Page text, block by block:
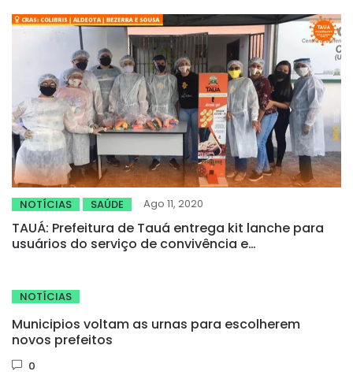
NOTÍCIAS SAÚDE Ago 11, 2020
TAUÁ: Prefeitura de Tauá entrega kit lanche para
usuários do serviço de convivência e
NOTÍCIAS
Municipios voltam as urnas para escolherem
novos prefeitos
0